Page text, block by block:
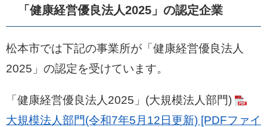
「健康経営優良法人2025」の認定企業
松本市では下記の事業所が「健康経営優良法人
2025」の認定を受けています。
「健康経営優良法人2025」(大規模法人部門)
大規模法人部門(令和7年5月12日更新) [PDFファイ